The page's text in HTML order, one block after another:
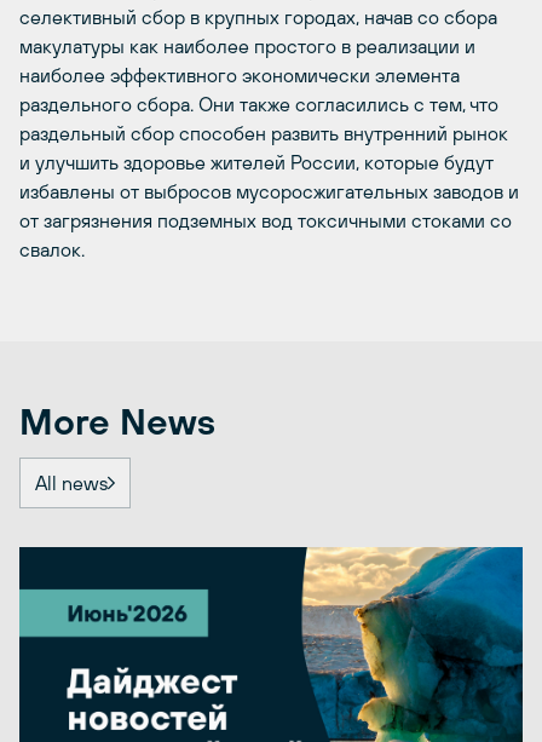
селективный сбор в крупных городах, начав со сбора
макулатуры как наиболее простого в реализации и
наиболее эффективного экономически элемента
раздельного сбора. Они также согласились с тем, что
раздельный сбор способен развить внутренний рынок
и улучшить здоровье жителей России, которые будут
избавлены от выбросов мусоросжигательных заводов и
от загрязнения подземных вод токсичными стоками со
свалок.
More News
All news